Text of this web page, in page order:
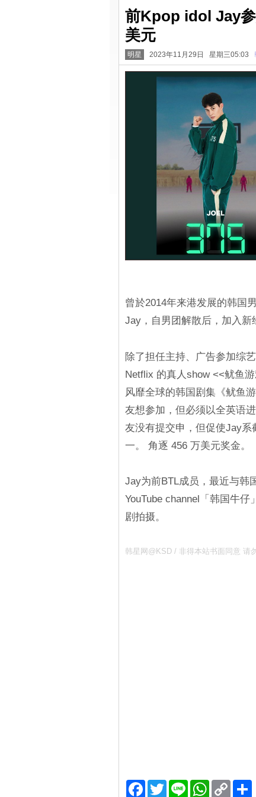
前Kpop idol Jay
美元
明星 2023年11月29日 星期三05:03
曾於2014年来港发展的韩国
Jay，自男团解散后，加入新
除了担任主持、广告参加综
Netflix 的真人show <<鱿鱼
风靡全球的韩国剧集《鱿鱼
友想参加，但必须以全英语
友没有提交申，但促使Jay系
一。 角逐 456 万美元奖金。
Jay为前BTL成员，最近与韩
YouTube channel「韩国牛
剧拍摄。
韩星网@KSD / 非得本站书面同意 请
Facebook
TwitterLine WhatsApp
Copy
Link
分